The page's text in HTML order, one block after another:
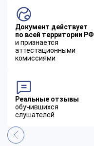
Документ действует
по всей территории РФ
и признается
аттестационными
комиссиями
Реальные отзывы
обучившихся
слушателей